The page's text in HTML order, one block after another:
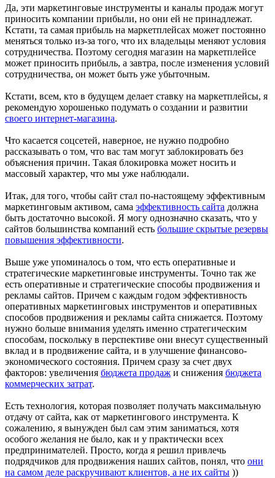
Да, эти маркетинговые инструменты и каналы продаж могут
приносить компании прибыли, но они ей не принадлежат.
Кстати, та самая прибыль на маркетплейсах может постоянно
меняться только из-за того, что их владельцы меняют условия
сотрудничества. Поэтому сегодня магазин на маркетплейсе
может приносить прибыль, а завтра, после изменения условий
сотрудничества, он может быть уже убыточным.
Кстати, всем, кто в будущем делает ставку на маркетплейсы, я
рекомендую хорошенько подумать о создании и развитии
своего интернет-магазина.
Что касается соцсетей, наверное, не нужно подробно
рассказывать о том, что вас там могут заблокировать без
объяснения причин. Такая блокировка может носить и
массовый характер, что мы уже наблюдали.
Итак, для того, чтобы сайт стал по-настоящему эффективным
маркетинговым активом, сама эффективность сайта должна
быть достаточно высокой. Я могу однозначно сказать, что у
сайтов большинства компаний есть большие скрытые резервы
повышения эффективности.
Выше уже упоминалось о том, что есть оперативные и
стратегические маркетинговые инструменты. Точно так же
есть оперативные и стратегические способы продвижения и
рекламы сайтов. Причем с каждым годом эффективность
оперативных маркетинговых инструментов и оперативных
способов продвижения и рекламы сайта снижается. Поэтому
нужно больше внимания уделять именно стратегическим
способам, поскольку в перспективе они внесут существенный
вклад и в продвижение сайта, и в улучшение финансово-
экономического состояния. Причем сразу за счет двух
факторов: увеличения бюджета продаж и снижения бюджета
коммерческих затрат.
Есть технология, которая позволяет получать максимальную
отдачу от сайта, как от маркетингового инструмента. К
сожалению, я вынужден был сам этим заниматься, хотя
особого желания не было, как и у практически всех
предпринимателей. Просто, когда я решил привлечь
подрядчиков для продвижения наших сайтов, понял, что они
на самом деле раскручивают клиентов, а не их сайты ))